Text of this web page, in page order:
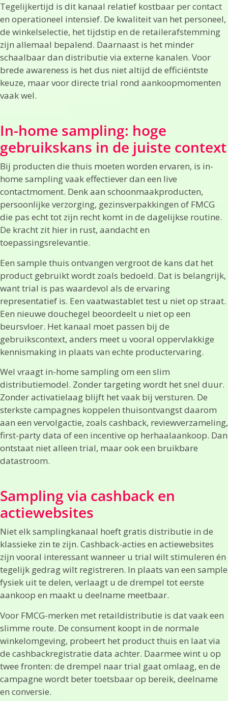
Tegelijkertijd is dit kanaal relatief kostbaar per contact
en operationeel intensief. De kwaliteit van het personeel,
de winkelselectie, het tijdstip en de retailerafstemming
zijn allemaal bepalend. Daarnaast is het minder
schaalbaar dan distributie via externe kanalen. Voor
brede awareness is het dus niet altijd de efficiëntste
keuze, maar voor directe trial rond aankoopmomenten
vaak wel.
In-home sampling: hoge
gebruikskans in de juiste context
Bij producten die thuis moeten worden ervaren, is in-
home sampling vaak effectiever dan een live
contactmoment. Denk aan schoonmaakproducten,
persoonlijke verzorging, gezinsverpakkingen of FMCG
die pas echt tot zijn recht komt in de dagelijkse routine.
De kracht zit hier in rust, aandacht en
toepassingsrelevantie.
Een sample thuis ontvangen vergroot de kans dat het
product gebruikt wordt zoals bedoeld. Dat is belangrijk,
want trial is pas waardevol als de ervaring
representatief is. Een vaatwastablet test u niet op straat.
Een nieuwe douchegel beoordeelt u niet op een
beursvloer. Het kanaal moet passen bij de
gebruikscontext, anders meet u vooral oppervlakkige
kennismaking in plaats van echte productervaring.
Wel vraagt in-home sampling om een slim
distributiemodel. Zonder targeting wordt het snel duur.
Zonder activatielaag blijft het vaak bij versturen. De
sterkste campagnes koppelen thuisontvangst daarom
aan een vervolgactie, zoals cashback, reviewverzameling,
first-party data of een incentive op herhaalaankoop. Dan
ontstaat niet alleen trial, maar ook een bruikbare
datastroom.
Sampling via cashback en
actiewebsites
Niet elk samplingkanaal hoeft gratis distributie in de
klassieke zin te zijn. Cashback-acties en actiewebsites
zijn vooral interessant wanneer u trial wilt stimuleren én
tegelijk gedrag wilt registreren. In plaats van een sample
fysiek uit te delen, verlaagt u de drempel tot eerste
aankoop en maakt u deelname meetbaar.
Voor FMCG-merken met retaildistributie is dat vaak een
slimme route. De consument koopt in de normale
winkelomgeving, probeert het product thuis en laat via
de cashbackregistratie data achter. Daarmee wint u op
twee fronten: de drempel naar trial gaat omlaag, en de
campagne wordt beter toetsbaar op bereik, deelname
en conversie.